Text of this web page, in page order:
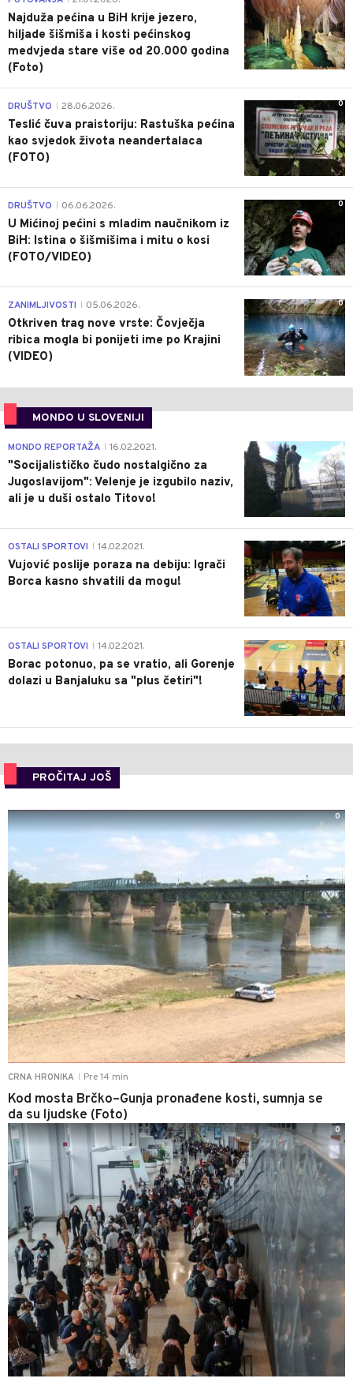
Najduža pećina u BiH krije jezero,
hiljade šišmiša i kosti pećinskog
medvjeda stare više od 20.000 godina
(Foto)
0
DRUŠTVO 28.06.2026.
Teslić čuva praistoriju: Rastuška pećina
kao svjedok života neandertalaca
(FOTO)
0
DRUŠTVO 06.06.2026.
U Mićinoj pećini s mladim naučnikom iz
BiH: Istina o šišmišima i mitu o kosi
(FOTO/VIDEO)
0
ZANIMLJIVOSTI 05.06.2026.
Otkriven trag nove vrste: Čovječja
ribica mogla bi ponijeti ime po Krajini
(VIDEO)
MONDO U SLOVENIJI
4
MONDO REPORTAŽA 16.02.2021.
"Socijalističko čudo nostalgično za
Jugoslavijom": Velenje je izgubilo naziv,
ali je u duši ostalo Titovo!
1
OSTALI SPORTOVI 14.02.2021.
Vujović poslije poraza na debiju: Igrači
Borca kasno shvatili da mogu!
3
OSTALI SPORTOVI 14.02.2021.
Borac potonuo, pa se vratio, ali Gorenje
dolazi u Banjaluku sa "plus četiri"!
PROČITAJ JOŠ
CRNA HRONIKA Pre 14 min
Kod mosta Brčko–Gunja pronađene kosti, sumnja se
da su ljudske (Foto)
0
0